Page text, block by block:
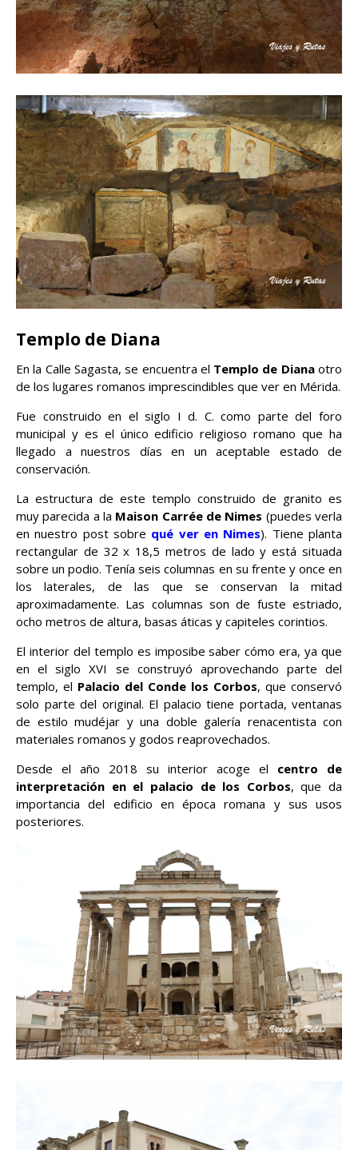
Templo de Diana
En la Calle Sagasta, se encuentra el Templo de Dianaotro
de los lugares romanos imprescindibles que ver en Mérida.
Fue construido en el siglo I d. C. como parte del foro
municipal y es el único edificio religioso romano que ha
llegado a nuestros días en un aceptable estado de
conservación.
La estructura de este templo construido de granito es
muy parecida a la Maison Carrée de Nimes (puedes verla
en nuestro post sobre qué ver en Nimes). Tiene planta
rectangular de 32 x 18,5 metros de lado y está situada
sobre un podio. Tenía seis columnas en su frente y once en
los laterales, de las que se conservan la mitad
aproximadamente. Las columnas son de fuste estriado,
ocho metros de altura, basas áticas y capiteles corintios.
El interior del templo es imposibe saber cómo era, ya que
en el siglo XVI se construyó aprovechando parte del
templo, el Palacio del Conde los Corbos, que conservó
solo parte del original. El palacio tiene portada, ventanas
de estilo mudéjar y una doble galería renacentista con
materiales romanos y godos reaprovechados.
Desde el año 2018 su interior acoge el centro de
interpretación en el palacio de los Corbos, que da
importancia del edificio en época romana y sus usos
posteriores.